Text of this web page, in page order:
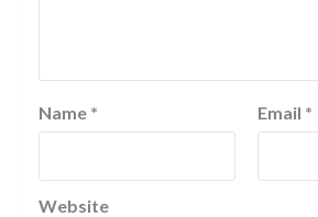
Name * Email *
Website